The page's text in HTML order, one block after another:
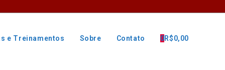
e Treinamentos Sobre Contato 0R$0,00